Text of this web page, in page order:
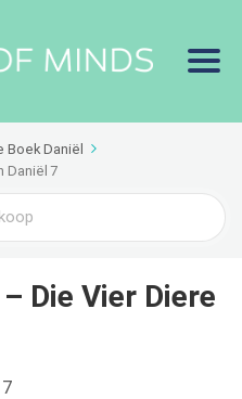
Boek Daniël
Daniël 7
Die Vier Diere